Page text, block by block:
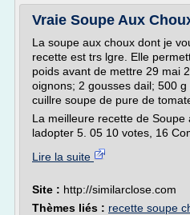
Vraie Soupe Aux
La soupe aux choux dont je
recette est trs lgre. Elle
poids avant de mettre 29 mai
oignons; 2 gousses dail; 500
cuillre soupe de pure de
La meilleure recette de Soupe
ladopter 5. 05 10 votes, 16
Lire la suite
Site : http://similarclose.com
Thèmes liés : recette soupe